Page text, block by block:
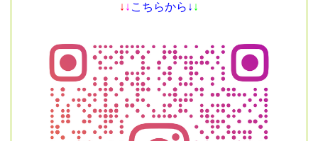
↓ ↓ こちらから↓ ↓